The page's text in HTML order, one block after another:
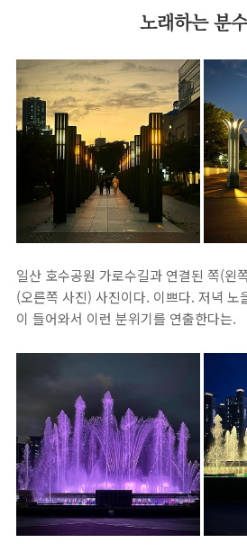
노래하는 분
일산 호수공원 가로수길과 연결된 쪽(왼
(오른쪽 사진) 사진이다. 이쁘다. 저녁 노
이 들어와서 이런 분위기를 연출한다는.